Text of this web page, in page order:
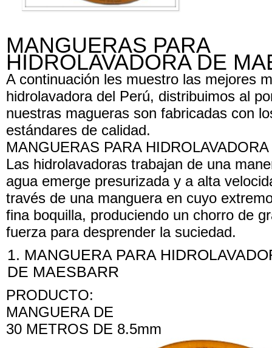
MANGUERAS PARA
HIDROLAVADORA DE
A continuación les muestro las mejores
hidrolavadora del Perú, distribuimos al
nuestras magueras son fabricadas con
estándares de calidad.
MANGUERAS PARA HIDROLAVADORA
Las hidrolavadoras trabajan de una
agua emerge presurizada y a alta
través de una manguera en cuyo
fina boquilla, produciendo un chorro de
fuerza para desprender la suciedad.
MANGUERA PARA
DE MAESBARR
PRODUCTO:
MANGUERA DE
30 METROS DE 8.5mm